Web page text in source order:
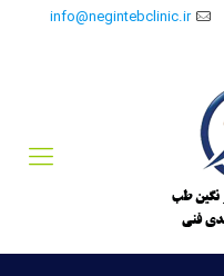
info@negintebclinic.ir